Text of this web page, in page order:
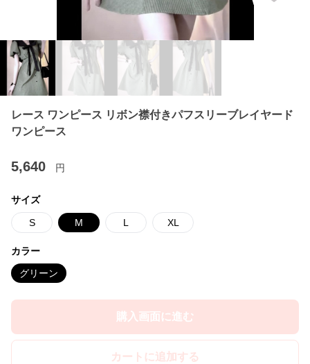
レース ワンピース リボン襟付きパフスリーブレイヤード
ワンピース
5,640 円
サイズ
S M L XL
カラー
グリーン
購入画面に進む
カートに追加する